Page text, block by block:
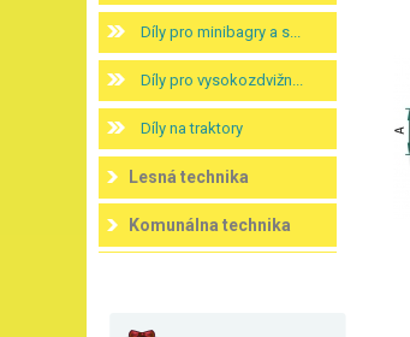
Díly pro minibagry a s...
Díly pro vysokozdvižn...
Díly na traktory
Lesná technika
Komunálna technika